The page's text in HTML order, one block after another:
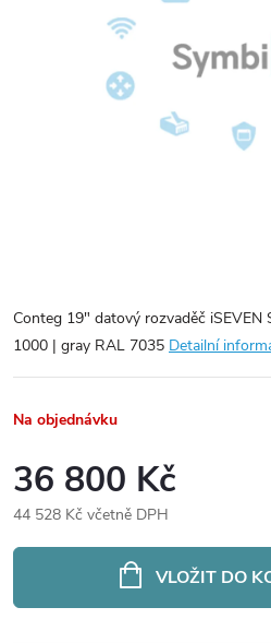
Conteg 19" datový rozvaděč
1000 | gray RAL 7035 Detailní
Na objednávku
36 800 Kč
44 528 Kč včetně DPH
VLOŽIT DO